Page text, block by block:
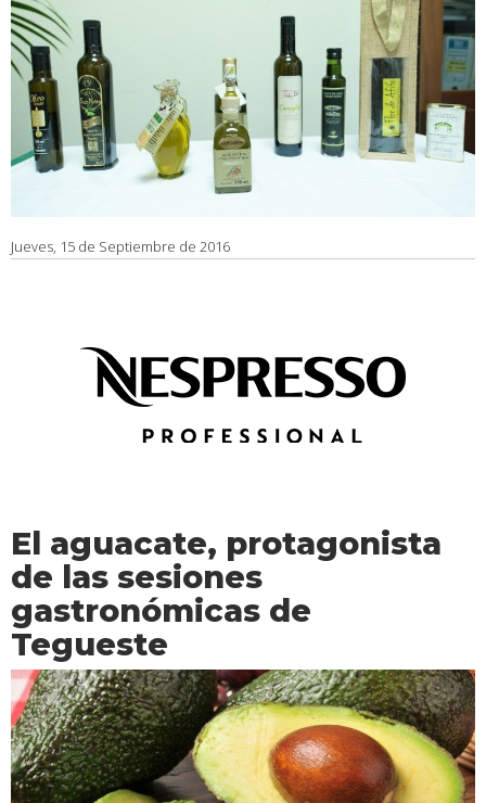
Jueves, 15 de Septiembre de 2016
El aguacate, protagonista
de las sesiones
gastronómicas de
Tegueste